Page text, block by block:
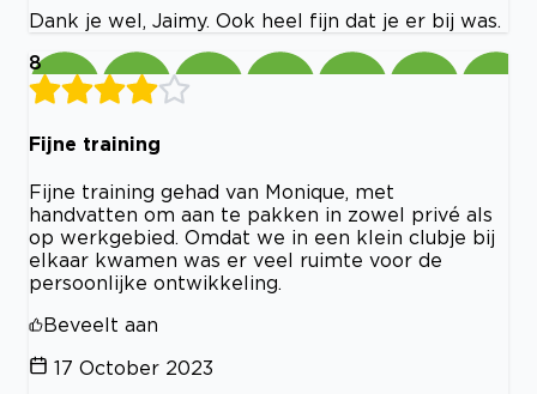
Dank je wel, Jaimy. Ook heel fijn dat je er bij was.
8
Fijne training
Fijne training gehad van Monique, met
handvatten om aan te pakken in zowel privé als
op werkgebied. Omdat we in een klein clubje bij
elkaar kwamen was er veel ruimte voor de
persoonlijke ontwikkeling.
Beveelt aan
17 October 2023